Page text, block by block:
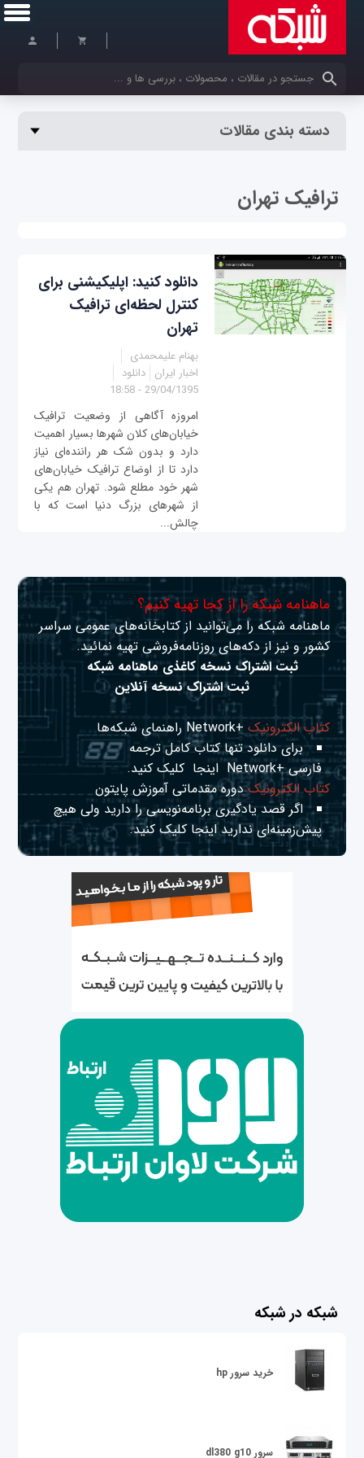
کلمات کلیدی خود را وارد کنید
دسته بندی مقالات
ترافیک تهران
دانلود کنید: اپلیکیشنی برای
کنترل لحظه‌ای ترافیک
تهران
بهنام علیمحمدی
اخبار ایران دانلود
29/04/1395 - 18:58
امروزه آگاهی از وضعیت ترافیک
خیابان‌های کلان شهرها بسیار اهمیت
دارد و بدون شک هر راننده‌ای نیاز
دارد تا از اوضاع ترافیک خیابان‌های
شهر خود مطلع شود. تهران هم یکی
از شهرهای بزرگ دنیا است که با
چالش...
ماهنامه شبکه را از کجا تهیه کنیم؟
ماهنامه شبکه را می‌توانید از کتابخانه‌های عمومی سراسر
کشور و نیز از دکه‌های روزنامه‌فروشی تهیه نمائید.
ثبت اشتراک نسخه کاغذی ماهنامه شبکه
ثبت اشتراک نسخه آنلاین
کتاب الکترونیک+Network راهنمای شبکه‌ها
برای دانلود تنها کتاب کامل ترجمه
فارسی +Network
اینجا کلیک کنید.
کتاب الکترونیکدوره مقدماتی آموزش پایتون
اگر قصد یادگیری برنامه‌نویسی را دارید ولی هیچ
پیش‌زمینه‌ای نداریداینجا کلیک کنید.
شبکه در شبکه
خرید سرور hp
سرور dl380 g10